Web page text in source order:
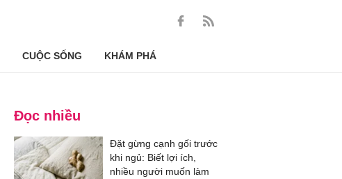
CUỘC SỐNG KHÁM PHÁ
Đọc nhiều
Đặt gừng cạnh gối trước
khi ngủ: Biết lợi ích,
nhiều người muốn làm